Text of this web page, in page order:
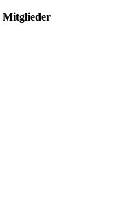
Mitglieder